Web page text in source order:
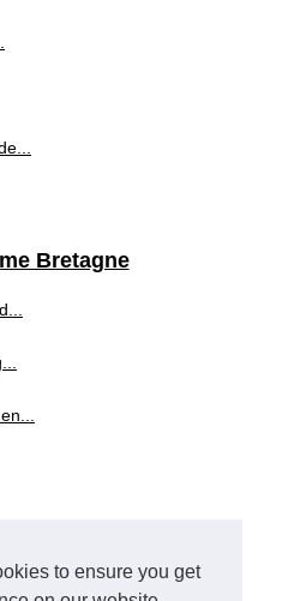
to ensure you get
Bretagne